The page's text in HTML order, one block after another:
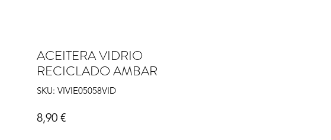
ACEITERA VIDRIO
RECICLADO AMBAR
SKU: VIVIE05058VID
8,90 €Precio